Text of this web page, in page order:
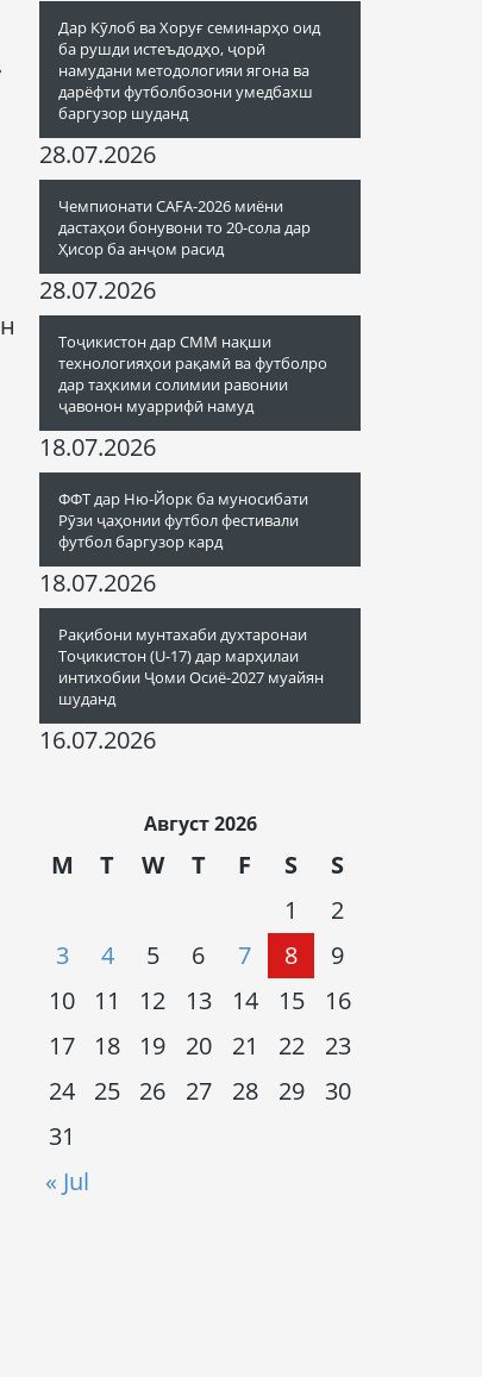
Дар Кӯлоб ва Хоруғ семинарҳо оид
ба рушди истеъдодҳо, ҷорӣ
намудани методологияи ягона ва
дарёфти футболбозони умедбахш
баргузор шуданд
28.07.2026
Чемпионати CAFA-2026 миёни
дастаҳои бонувони то 20-сола дар
Ҳисор ба анҷом расид
28.07.2026
Тоҷикистон дар СММ нақши
технологияҳои рақамӣ ва футболро
дар таҳкими солимии равонии
ҷавонон муаррифӣ намуд
18.07.2026
ФФТ дар Ню-Йорк ба муносибати
Рӯзи ҷаҳонии футбол фестивали
футбол баргузор кард
18.07.2026
Рақибони мунтахаби духтаронаи
Тоҷикистон (U-17) дар марҳилаи
интихобии Ҷоми Осиё-2027 муайян
шуданд
16.07.2026
Август 2026
M T W T F S S
« Jul
1
2
3
4 5 6 7 8
9
10
11 12 13 14 15
16
17
18 19 20 21 22
23
24
25 26 27 28 29
30
31